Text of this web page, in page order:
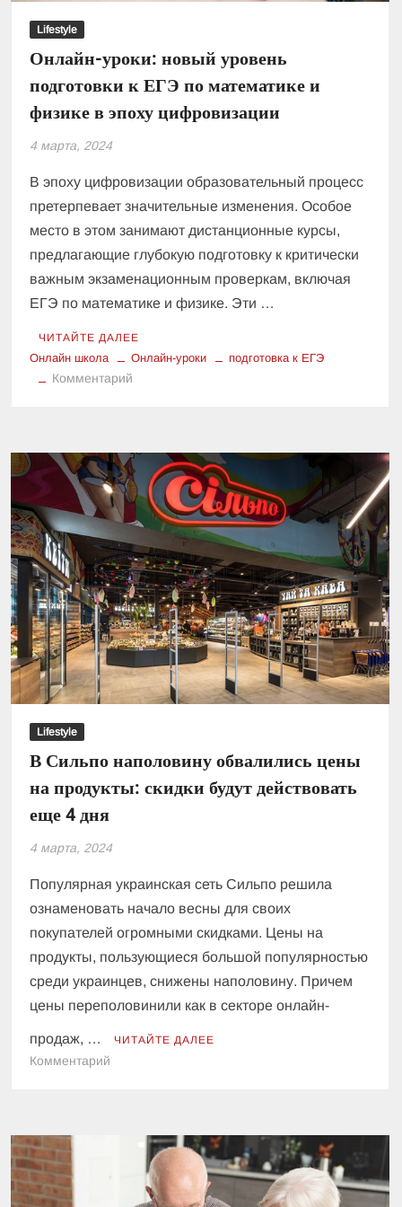
Lifestyle
Онлайн-уроки: новый уровень
подготовки к ЕГЭ по математике и
физике в эпоху цифровизации
4 марта, 2024
В эпоху цифровизации образовательный процесс
претерпевает значительные изменения. Особое
место в этом занимают дистанционные курсы,
предлагающие глубокую подготовку к критически
важным экзаменационным проверкам, включая
ЕГЭ по математике и физике. Эти …
ЧИТАЙТЕ ДАЛЕЕ
Онлайн школа Онлайн-уроки подготовка к ЕГЭ
Комментарий
уровень
подготовки
к
ЕГЭ
по
математике
и
физике
в
эпоху
цифровизации
Lifestyle
В Сильпо наполовину обвалились цены
на продукты: скидки будут действовать
еще 4 дня
4 марта, 2024
Популярная украинская сеть Сильпо решила
ознаменовать начало весны для своих
покупателей огромными скидками. Цены на
продукты, пользующиеся большой популярностью
среди украинцев, снижены наполовину. Причем
цены переполовинили как в секторе онлайн-
продаж, … ЧИТАЙТЕ ДАЛЕЕ
Комментарий
обвалились